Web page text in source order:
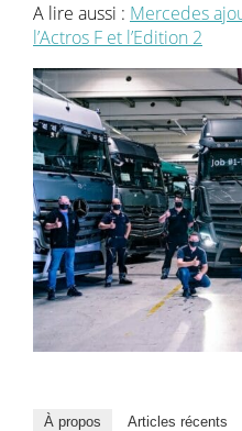
A lire aussi : Mercedes
l’Actros F et l’Edition 2
À propos Articles récents